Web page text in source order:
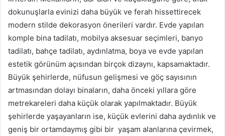
dokunuşlarla evinizi daha büyük ve ferah hissettirecek
modern stilde dekorasyon önerileri vardır. Evde yapılan
komple bina tadilatı, mobilya aksesuar seçimleri, banyo
tadilatı, bahçe tadilatı, aydınlatma, boya ve evde yapılan
estetik görünüm açısından birçok dizaynı, kapsamaktadır.
Büyük şehirlerde, nüfusun gelişmesi ve göç sayısının
artmasından dolayı binaların, daha önceki yıllara göre
metrekareleri daha küçük olarak yapılmaktadır. Büyük
şehirlerde yaşayanların ise, küçük evlerini daha aydınlık ve
geniş bir ortamdaymış gibi bir yaşam alanlarına çevirmek,